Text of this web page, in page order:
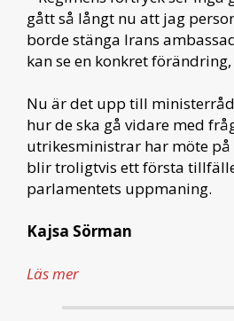
gått så långt nu att jag
borde stänga Irans
kan se en konkret
Nu är det upp till
hur de ska gå vidare med
utrikesministrar har möte
blir troligtvis ett första
parlamentets uppmaning.
Kajsa Sörman
Läs mer